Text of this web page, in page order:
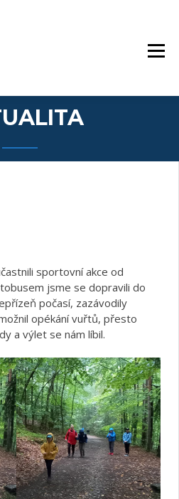
sportovní akce od
jsme se dopravili do
počasí, zazávodily
opékání vuřtů, přesto
a výlet se nám líbil.